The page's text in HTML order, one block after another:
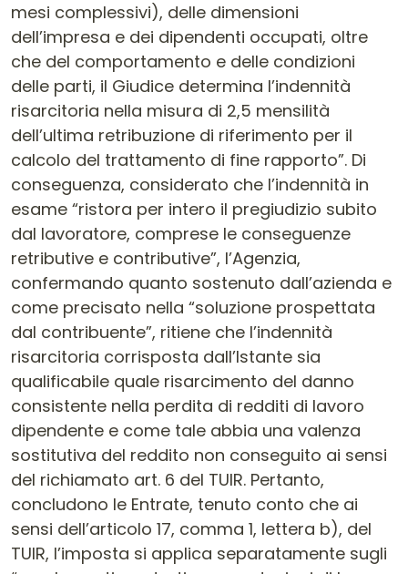
mesi complessivi), delle dimensioni
dell’impresa e dei dipendenti occupati, oltre
che del comportamento e delle condizioni
delle parti, il Giudice determina l’indennità
risarcitoria nella misura di 2,5 mensilità
dell’ultima retribuzione di riferimento per il
calcolo del trattamento di fine rapporto”. Di
conseguenza, considerato che l’indennità in
esame “ristora per intero il pregiudizio subito
dal lavoratore, comprese le conseguenze
retributive e contributive”, l’Agenzia,
confermando quanto sostenuto dall’azienda e
come precisato nella “soluzione prospettata
dal contribuente”, ritiene che l’indennità
risarcitoria corrisposta dall’Istante sia
qualificabile quale risarcimento del danno
consistente nella perdita di redditi di lavoro
dipendente e come tale abbia una valenza
sostitutiva del reddito non conseguito ai sensi
del richiamato art. 6 del TUIR. Pertanto,
concludono le Entrate, tenuto conto che ai
sensi dell’articolo 17, comma 1, lettera b), del
TUIR, l’imposta si applica separatamente sugli